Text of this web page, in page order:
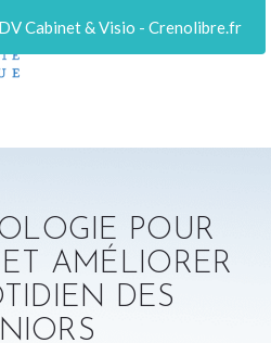
Cabinet & Visio - Crenolibre.fr
POUR
AMÉLIORER
DES
?